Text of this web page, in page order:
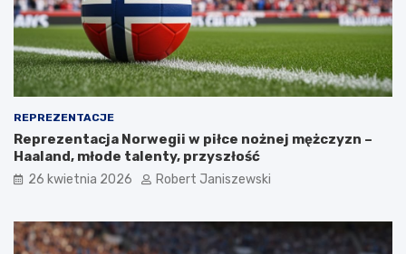
REPREZENTACJE
Reprezentacja Norwegii w piłce nożnej mężczyzn –
Haaland, młode talenty, przyszłość
26 kwietnia 2026 Robert Janiszewski